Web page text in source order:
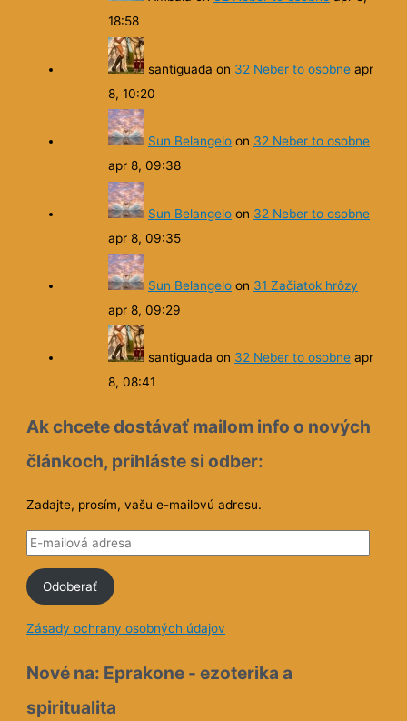
18:58
santiguada on 32 Neber to osobne apr
8, 10:20
Sun Belangelo on 32 Neber to osobne
apr 8, 09:38
Sun Belangelo on 32 Neber to osobne
apr 8, 09:35
Sun Belangelo on 31 Začiatok hrôzy
apr 8, 09:29
santiguada on 32 Neber to osobne apr
8, 08:41
Ak chcete dostávať mailom info o nových
článkoch, prihláste si odber:
Zadajte, prosím, vašu e-mailovú adresu.
E
m
i
l
v
Odoberať
Zásady ochrany osobných údajov
Nové na: Eprakone - ezoterika a
spiritualita